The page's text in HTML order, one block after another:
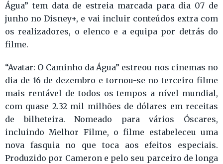
Água” tem data de estreia marcada para dia 07 de
junho no Disney+, e vai incluir conteúdos extra com
os realizadores, o elenco e a equipa por detrás do
filme.
“Avatar: O Caminho da Água” estreou nos cinemas no
dia de 16 de dezembro e tornou-se no terceiro filme
mais rentável de todos os tempos a nível mundial,
com quase 2.32 mil milhões de dólares em receitas
de bilheteira. Nomeado para vários Óscares,
incluindo Melhor Filme, o filme estabeleceu uma
nova fasquia no que toca aos efeitos especiais.
Produzido por Cameron e pelo seu parceiro de longa